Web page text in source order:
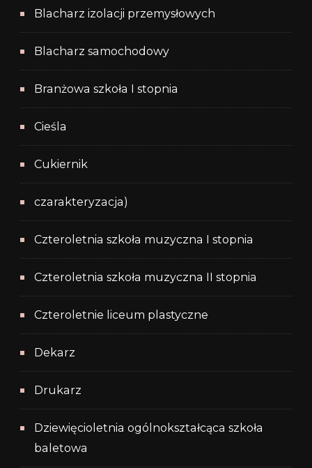
Blacharz izolacji przemysłowych
Blacharz samochodowy
Branżowa szkoła I stopnia
Cieśla
Cukiernik
czarakteryzacja)
Czteroletnia szkoła muzyczna I stopnia
Czteroletnia szkoła muzyczna II stopnia
Czteroletnie liceum plastyczne
Dekarz
Drukarz
Dziewięcioletnia ogólnokształcąca szkoła
baletowa